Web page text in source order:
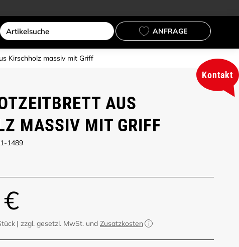
ANFRAGE
Kirschholz massiv mit Griff
AUS
MASSIV MIT GRIFF
1489
| zzgl. gesetzl. MwSt. und Zusatzkosten
Kontakt